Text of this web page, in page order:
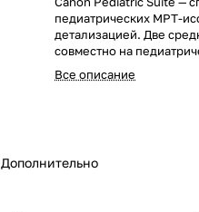
педиатрических МРТ-
детализацией. Две
совместно на
системами Galan 3T,
Все описание
Дополнительно